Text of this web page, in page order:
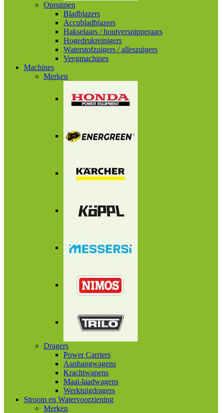
Opruimen
Bladblazers
Accubladblazers
Hakselaars / houtversnipperaars
Hogedrukreinigers
Waterstofzuigers / alleszuigers
Veegmachines
Machines
Merken
Dragers
Power Carriers
Aanhangwagens
Krachtwapens
Maai-laadwagens
Werktuigdragers
Stroom en Watervoorziening
Merken